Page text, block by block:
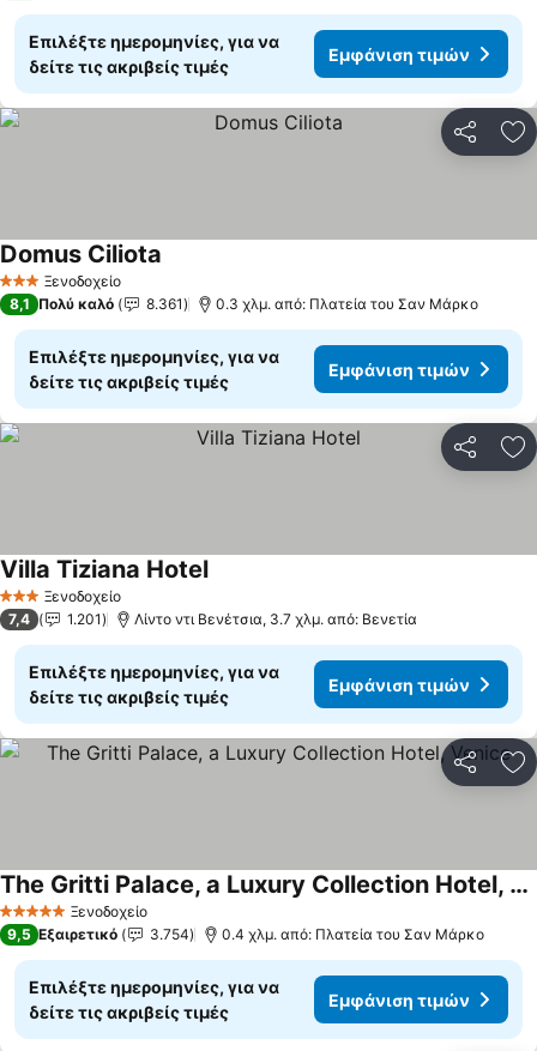
Επιλέξτε ημερομηνίες, για να
δείτε τις ακριβείς τιμές
Εμφάνιση τιμών
3 ΑστέριαΞενοδοχείο
Domus Ciliota
8,1 Πολύ καλό 8.361 0.3 χλμ. από: Πλατεία του Σαν Μάρκο
Επιλέξτε ημερομηνίες, για να
δείτε τις ακριβείς τιμές
Εμφάνιση τιμών
3 ΑστέριαΞενοδοχείο
Villa Tiziana Hotel
7,4 1.201 Λίντο ντι Βενέτσια, 3.7 χλμ. από: Βενετία
Επιλέξτε ημερομηνίες, για να
δείτε τις ακριβείς τιμές
Εμφάνιση τιμών
5 Αστέρια Ξενοδοχείο
The Gritti Palace, a Luxury Collection Hotel, Venice
9,5 Εξαιρετικό 3.754 0.4 χλμ. από: Πλατεία του Σαν Μάρκο
Επιλέξτε ημερομηνίες, για να
δείτε τις ακριβείς τιμές
Εμφάνιση τιμών